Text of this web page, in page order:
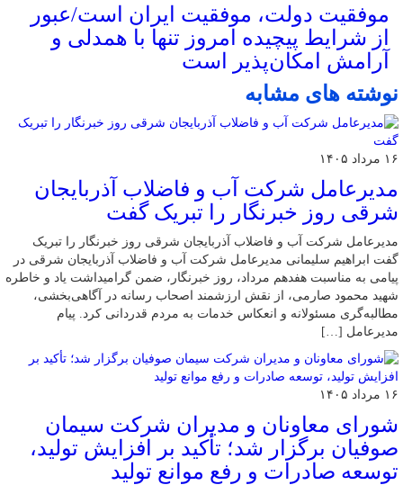
موفقیت دولت، موفقیت ایران است/عبور
از شرایط پیچیده امروز تنها با همدلی و
آرامش امکان‌پذیر است
نوشته های مشابه
۱۶ مرداد ۱۴۰۵
مدیرعامل شرکت آب و فاضلاب آذربایجان
شرقی روز خبرنگار را تبریک گفت
مدیرعامل شرکت آب و فاضلاب آذربایجان شرقی روز خبرنگار را تبریک
گفت ابراهیم سلیمانی مدیرعامل شرکت آب و فاضلاب آذربایجان شرقی در
پیامی به مناسبت هفدهم مرداد، روز خبرنگار، ضمن گرامیداشت یاد و خاطره
شهید محمود صارمی، از نقش ارزشمند اصحاب رسانه در آگاهی‌بخشی،
مطالبه‌گری مسئولانه و انعکاس خدمات به مردم قدردانی کرد. پیام
مدیرعامل […]
۱۶ مرداد ۱۴۰۵
شورای معاونان و مدیران شرکت سیمان
صوفیان برگزار شد؛ تأکید بر افزایش تولید،
توسعه صادرات و رفع موانع تولید